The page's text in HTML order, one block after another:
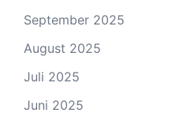
September 2025
August 2025
Juli 2025
Juni 2025